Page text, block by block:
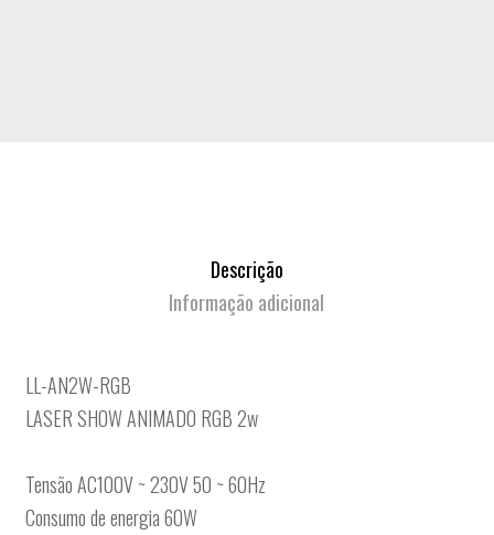
Descrição
Informação adicional
LL-AN2W-RGB
LASER SHOW ANIMADO RGB 2w
Tensão AC100V ~ 230V 50 ~ 60Hz
Consumo de energia 60W